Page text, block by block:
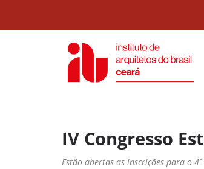
IV Congresso
Estão abertas as inscrições para o